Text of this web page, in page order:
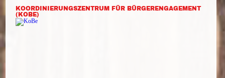
KOORDINIERUNGSZENTRUM FÜR BÜRGERENGAGEMENT
(KOBE)